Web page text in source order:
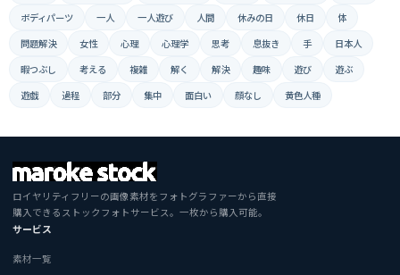
ボディパーツ
一人 一人遊び 人間 休みの日 休日
体
問題解決
女性 心理 心理学 思考 息抜き 手
日本人
暇つぶし
考える 複雑 解く 解決 趣味 遊び
遊ぶ
遊戯
過程 部分 集中 面白い 顔なし 黄色人種
ロイヤリティフリーの画像素材をフォトグラファーから直接
購入できるストックフォトサービス。一枚から購入可能。
サービス
素材一覧